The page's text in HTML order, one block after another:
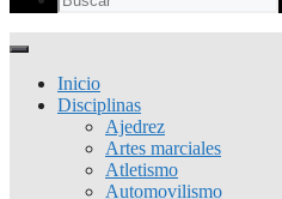
Inicio
Disciplinas
Ajedrez
Artes marciales
Atletismo
Automovilismo